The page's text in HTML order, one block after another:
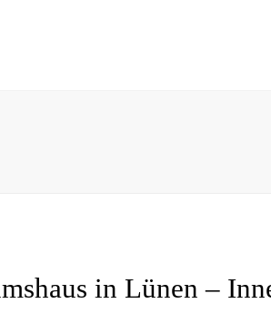
in Lünen –